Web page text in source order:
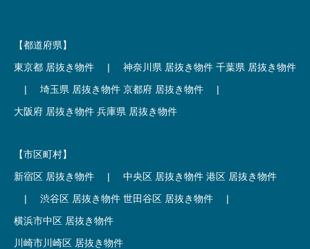
【都道府県】
東京都 居抜き物件
| 神奈川県 居抜き物件 千葉県 居抜き物件
|
埼玉県 居抜き物件 京都府 居抜き物件
|
大阪府 居抜き物件 兵庫県 居抜き物件
【市区町村】
新宿区 居抜き物件
| 中央区 居抜き物件 港区 居抜き物件
|
渋谷区 居抜き物件 世田谷区 居抜き物件
|
横浜市中区 居抜き物件
川崎市川崎区 居抜き物件